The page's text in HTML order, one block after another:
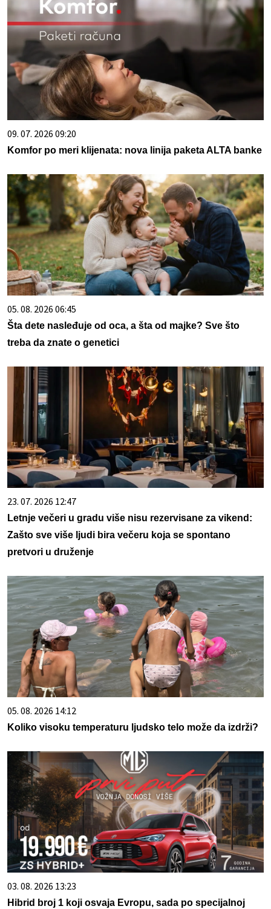
09. 07. 2026 09:20
Komfor po meri klijenata: nova linija paketa ALTA banke
05. 08. 2026 06:45
Šta dete nasleđuje od oca, a šta od majke? Sve što
treba da znate o genetici
23. 07. 2026 12:47
Letnje večeri u gradu više nisu rezervisane za vikend:
Zašto sve više ljudi bira večeru koja se spontano
pretvori u druženje
05. 08. 2026 14:12
Koliko visoku temperaturu ljudsko telo može da izdrži?
03. 08. 2026 13:23
Hibrid broj 1 koji osvaja Evropu, sada po specijalnoj